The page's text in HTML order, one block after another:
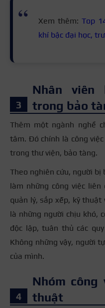
Xem thêm: Top
khí bậc đại học,
Nhân
trong bảo
Thêm một ngành nghề
tâm. Đó chính là công
trong thư viện, bảo tàng.
Theo nghiên cứu, người
làm những công việc
quản lý, sắp xếp, kỹ
là những người chịu khó,
độc lập, tuân thủ các
Không những vậy, người
của mình.
Nhóm công
thuật